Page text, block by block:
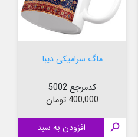
ماگ سرامیکی دیبا
کدمرجع 5002
قیمت
400,000 تومان
 افزودن به سبد